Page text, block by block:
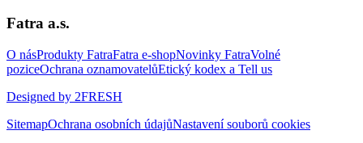
Fatra a.s.
O násProdukty FatraFatra e-shopNovinky FatraVolné
poziceOchrana oznamovatelůEtický kodex a Tell us
Designed by 2FRESH
SitemapOchrana osobních údajůNastavení souborů cookies